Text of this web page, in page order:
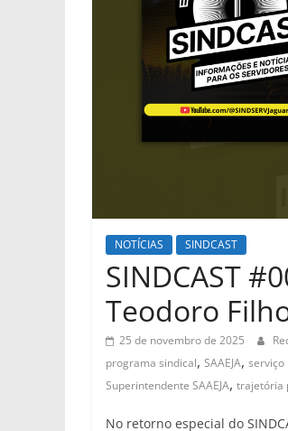
NOTÍCIAS SINDCAST
SINDCAST
Teodoro Filho
25 de novembro de 2025
programa sindical, SAAEJA, serviço
Superintendente SAAEJA, trajetória
No retorno especial do